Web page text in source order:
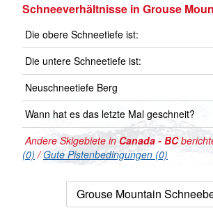
Schneeverhältnisse in Grouse
Die obere Schneetiefe ist:
Die untere Schneetiefe ist:
Neuschneetiefe Berg
Wann hat es das letzte Mal geschneit?
Andere Skigebiete inCanada - BC
(0) /Gute Pistenbedingungen (0)
Grouse Mountain